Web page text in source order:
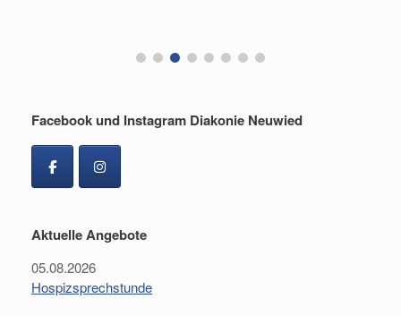
Facebook und Instagram Diakonie Neuwied
Aktuelle Angebote
05.08.2026
Hospizsprechstunde